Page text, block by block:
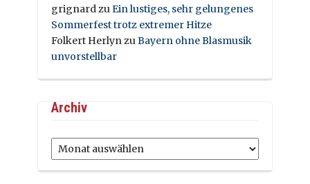
grignard zu Ein lustiges, sehr gelungenes
Sommerfest trotz extremer Hitze
Folkert Herlyn zu Bayern ohne Blasmusik
unvorstellbar
Archiv
Archiv